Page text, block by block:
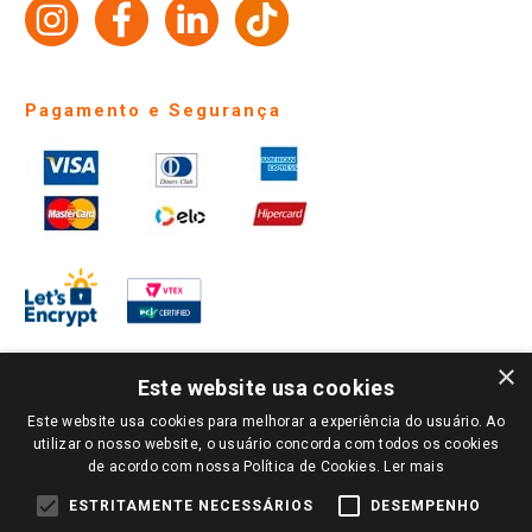
Identidade Visual
Pagamento e Segurança
PARA VER OS PREÇOS DA SUA REGIÃO, FAÇA LOGIN E SELECIONE A LOJA DE
SUA PREFERÊNCIA. SOMENTE APÓS O LOGIN, OS PREÇOS DA SUA REGIÃO OU
LOJA SERÃO CARREGADOS.
TODOS OS PREÇOS E CONDIÇÕES COMERCIAIS DESTE SITE SÃO VÁLIDOS APENAS
PARA COMPRAS REALIZADAS NO GIASSI.COM.BR E NA LOJA SELECIONADA
×
Este website usa cookies
Este website usa cookies para melhorar a experiência do usuário. Ao
utilizar o nosso website, o usuário concorda com todos os cookies
de acordo com nossa Política de Cookies. Ler mais
ESTRITAMENTE NECESSÁRIOS DESEMPENHO